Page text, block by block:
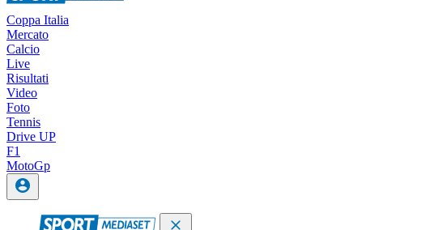
Coppa Italia
Mercato
Calcio
Live
Risultati
Video
Foto
Tennis
Drive UP
F1
MotoGp